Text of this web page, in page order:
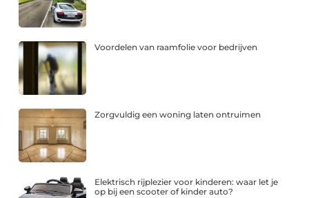
Voordelen van raamfolie voor bedrijven
Zorgvuldig een woning laten ontruimen
Elektrisch rijplezier voor kinderen: waar let je
op bij een scooter of kinder auto?